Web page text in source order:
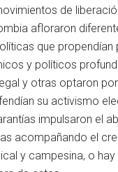
de
afloraron
que propendían
y políticos
y otras optaron
su activismo
impulsaron el
acompañando el
y campesina, o hay